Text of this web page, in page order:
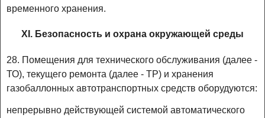
временного хранения.
XI. Безопасность и охрана окружающей среды
28. Помещения для технического обслуживания (далее -
ТО), текущего ремонта (далее - ТР) и хранения
газобаллонных автотранспортных средств оборудуются:
непрерывно действующей системой автоматического